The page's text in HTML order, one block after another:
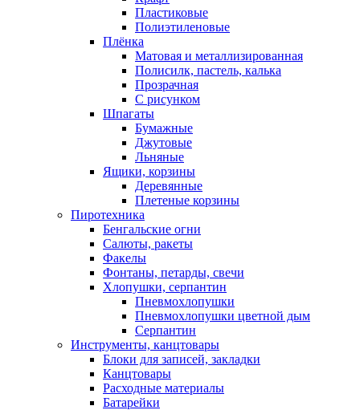
Пластиковые
Полиэтиленовые
Плёнка
Матовая и металлизированная
Полисилк, пастель, калька
Прозрачная
С рисунком
Шпагаты
Бумажные
Джутовые
Льняные
Ящики, корзины
Деревянные
Плетеные корзины
Пиротехника
Бенгальские огни
Салюты, ракеты
Факелы
Фонтаны, петарды, свечи
Хлопушки, серпантин
Пневмохлопушки
Пневмохлопушки цветной дым
Серпантин
Инструменты, канцтовары
Блоки для записей, закладки
Канцтовары
Расходные материалы
Батарейки